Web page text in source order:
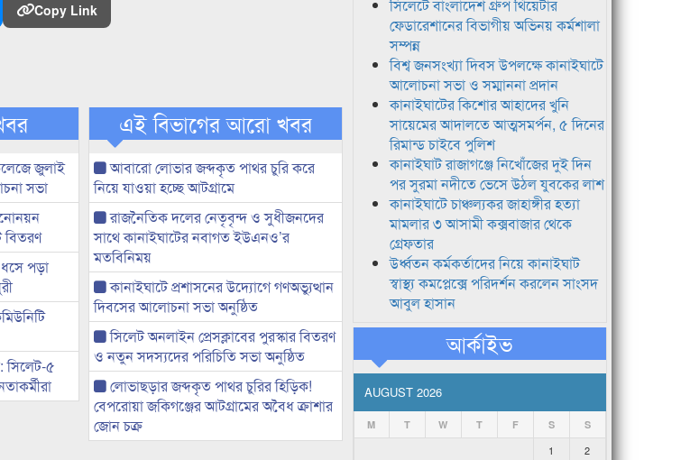
Copy Link
জুলাই
সভা
বিতরণ
ধসে পড়া
সিলেট-৫
এই বিভাগের আরো খবর
আবারো লোভার জব্দকৃত পাথর চুরি করে
নিয়ে যাওয়া হচ্ছে আটগ্রামে
রাজনৈতিক দলের নেতৃবৃন্দ ও সুধীজনদের
সাথে কানাইঘাটের নবাগত ইউএনও’র
মতবিনিময়
কানাইঘাটে প্রশাসনের উদ্যোগে গণঅভ্যুত্থান
দিবসের আলোচনা সভা অনুষ্ঠিত
সিলেট অনলাইন প্রেসক্লাবের পুরস্কার বিতরণ
ও নতুন সদস্যদের পরিচিতি সভা অনুষ্ঠিত
লোভাছড়ার জব্দকৃত পাথর চুরির হিড়িক!
বেপরোয়া জকিগঞ্জের আটগ্রামের অবৈধ ক্রাশার
জোন চক্র
সিলেটে বাংলাদেশ গ্রুপ থিয়েটার
ফেডারেশানের বিভাগীয় অভিনয় কর্মশালা
সম্পন্ন
বিশ্ব জনসংখ্যা দিবস উপলক্ষে কানাইঘাটে
আলোচনা সভা ও সম্মাননা প্রদান
কানাইঘাটের কিশোর আহাদের খুনি
সায়েমের আদালতে আত্মসমর্পন, ৫ দিনের
রিমান্ড চাইবে পুলিশ
কানাইঘাট রাজাগঞ্জে নিখোঁজের দুই দিন
পর সুরমা নদীতে ভেসে উঠল যুবকের লাশ
কানাইঘাটে চাঞ্চল্যকর জাহাঙ্গীর হত্যা
মামলার ৩ আসামী কক্সবাজার থেকে
গ্রেফতার
উর্ধ্বতন কর্মকর্তাদের নিয়ে কানাইঘাট
স্বাস্থ্য কমপ্লেক্সে পরিদর্শন করলেন সাংসদ
আবুল হাসান
আর্কাইভ
AUGUST 2026
M T W T F S S
1
2